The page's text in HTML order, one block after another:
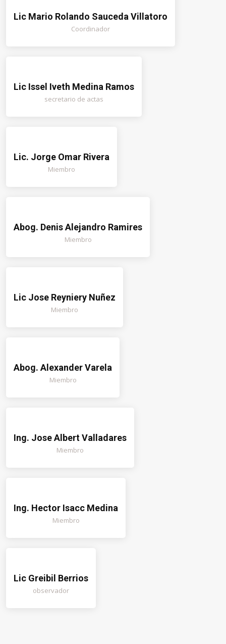
Lic Mario Rolando Sauceda Villatoro
Coordinador
Lic Issel Iveth Medina Ramos
secretario de actas
Lic. Jorge Omar Rivera
Miembro
Abog. Denis Alejandro Ramires
Miembro
Lic Jose Reyniery Nuñez
Miembro
Abog. Alexander Varela
Miembro
Ing. Jose Albert Valladares
Miembro
Ing. Hector Isacc Medina
Miembro
Lic Greibil Berrios
observador